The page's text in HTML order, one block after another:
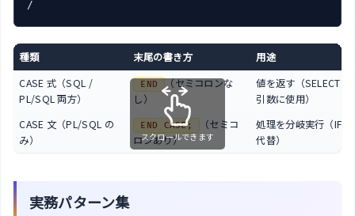
種類 末尾の書き方
用途
CASE 式（SQL /
PL/SQL 両方）
END
（セミコロンな
し）
値を返す（SELECT /
引数に使用）
CASE 文（PL/SQL の
み）
END CASE;
（セミコ
ロンあり）
処理を分岐実行（IF-
代替）
スクロールできます
実務パターン集